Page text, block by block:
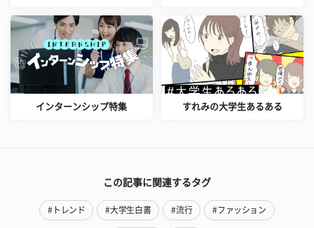
インターンシップ特集 すれみの大学生あるある
この記事に関連するタグ
#トレンド #大学生白書 #流行 #ファッション